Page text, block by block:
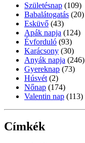
Születésnap (109)
Babalátogatás (20)
Esküvő (43)
Apák napja (124)
Évforduló (93)
Karácsony (30)
Anyák napja (246)
Gyereknap (73)
Húsvét (2)
Nőnap (174)
Valentin nap (113)
Címkék